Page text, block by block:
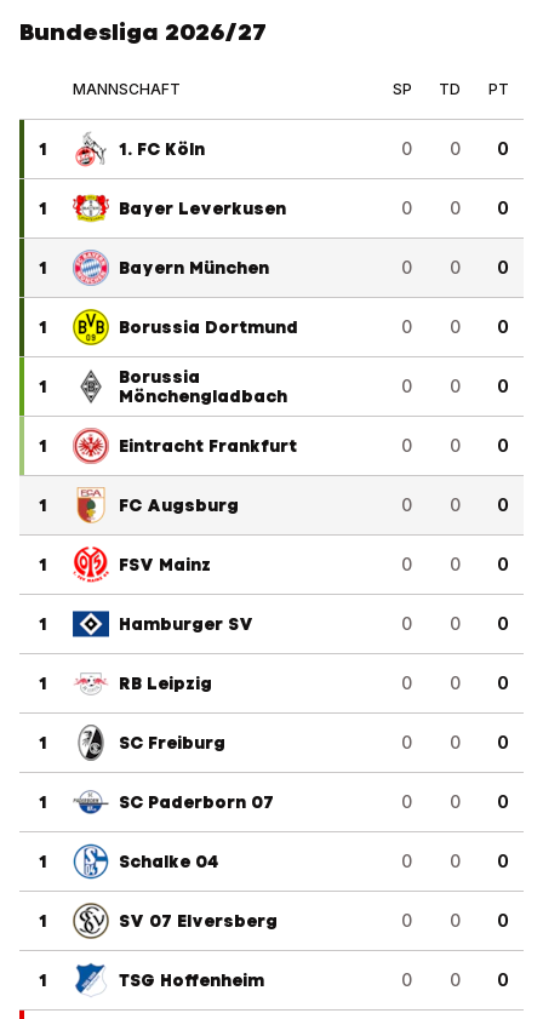
Bundesliga 2026/27
MANNSCHAFT SP TD PT
1 1. FC Köln 0 0 0
1 Bayer Leverkusen 0 0 0
1 Bayern München 0 0 0
1 Borussia Dortmund 0 0 0
1
Borussia
Mönchengladbach
0 0 0
1 Eintracht Frankfurt 0 0 0
1 FC Augsburg 0 0 0
1 FSV Mainz 0 0 0
1 Hamburger SV 0 0 0
1 RB Leipzig 0 0 0
1 SC Freiburg 0 0 0
1 SC Paderborn 07 0 0 0
1 Schalke 04 0 0 0
1 SV 07 Elversberg 0 0 0
1 TSG Hoffenheim 0 0 0